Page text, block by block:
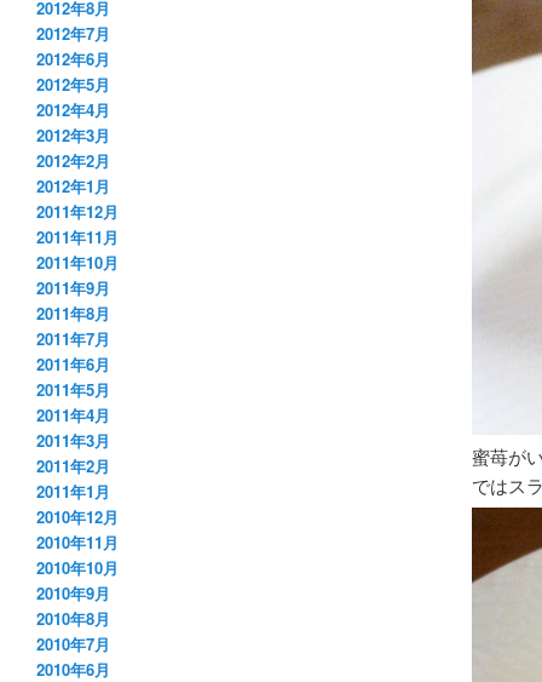
蜜苺が
ではス
2012年8月
2012年7月
2012年6月
2012年5月
2012年4月
2012年3月
2012年2月
2012年1月
2011年12月
2011年11月
2011年10月
2011年9月
2011年8月
2011年7月
2011年6月
2011年5月
2011年4月
2011年3月
2011年2月
2011年1月
2010年12月
2010年11月
2010年10月
2010年9月
2010年8月
2010年7月
2010年6月